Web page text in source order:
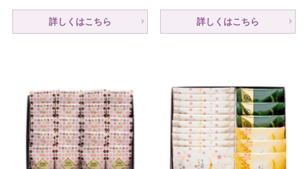
詳しくはこちら 詳しくはこちら